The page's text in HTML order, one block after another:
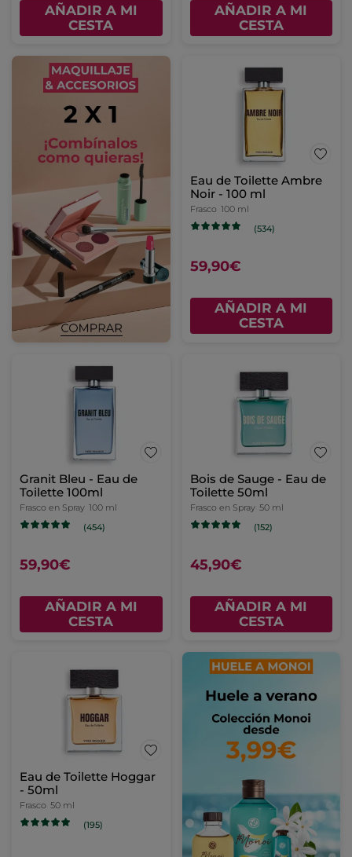
AÑADIR A MI
CESTA
AÑADIR A MI
CESTA
Eau de Toilette Ambre
Noir - 100 ml
Frasco 100 ml
(534)
59,90€
AÑADIR A MI
CESTA
Granit Bleu - Eau de
Toilette 100ml
Frasco en Spray 100 ml
(454)
59,90€
AÑADIR A MI
CESTA
Bois de Sauge - Eau de
Toilette 50ml
Frasco en Spray 50 ml
(152)
45,90€
AÑADIR A MI
CESTA
Eau de Toilette Hoggar
- 50ml
Frasco 50 ml
(195)